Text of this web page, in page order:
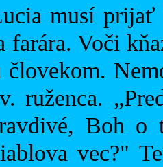
musí prijať
farára. Voči
človekom.
ruženca.
Boh o
vec?"